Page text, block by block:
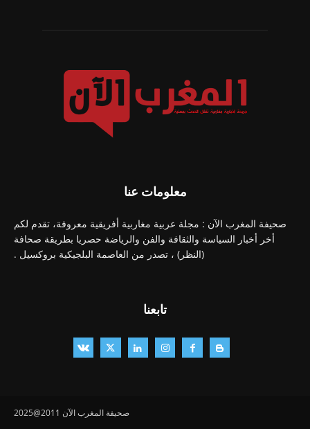
معلومات عنا
صحيفة المغرب الآن : مجلة عربية مغاربية أفريقية معروفة، تقدم لكم
أخر أخبار السياسة والثقافة والفن والرياضة حصريا بطريقة صحافة
(النظر) ، تصدر من العاصمة البلجيكية بروكسيل .
تابعنا
صحيفة المغرب الآن 2011@2025